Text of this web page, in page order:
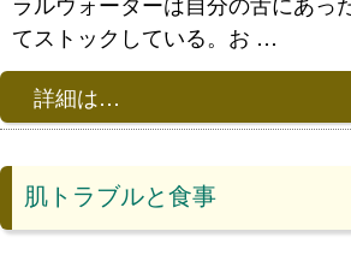
てストックしている。お …
詳細は…
肌トラブルと食事